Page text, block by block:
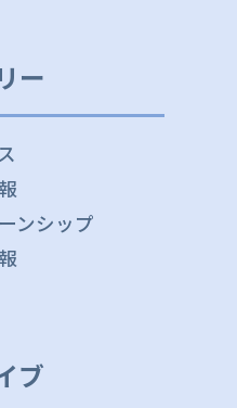
ー
ンシップ
ブ